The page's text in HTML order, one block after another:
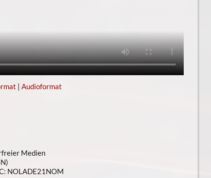
| Audioformat
Medien
NOLADE21NOM